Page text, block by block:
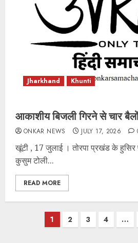
Jharkhand Khunti
आकाशीय बिजली गिरने से चार
ONKAR NEWS JULY 17, 2026
खूंटी , 17 जुलाई । तोरपा प्रखंड के हुसिर
कुसुम टोली...
READ MORE
1 2 3 4 …